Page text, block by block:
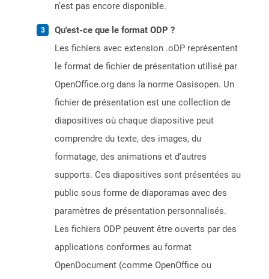
n’est pas encore disponible.
Qu'est-ce que le format ODP ?
Les fichiers avec extension .oDP représentent
le format de fichier de présentation utilisé par
OpenOffice.org dans la norme Oasisopen. Un
fichier de présentation est une collection de
diapositives où chaque diapositive peut
comprendre du texte, des images, du
formatage, des animations et d'autres
supports. Ces diapositives sont présentées au
public sous forme de diaporamas avec des
paramètres de présentation personnalisés.
Les fichiers ODP peuvent être ouverts par des
applications conformes au format
OpenDocument (comme OpenOffice ou